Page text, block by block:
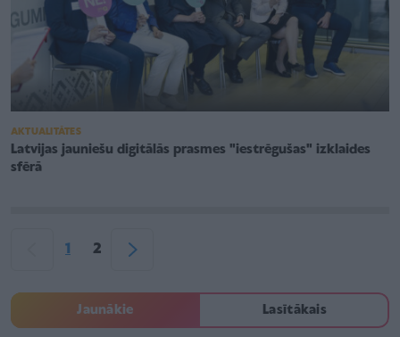
AKTUALITĀTES
Latvijas jauniešu digitālās prasmes "iestrēgušas" izklaides
sfērā
1 2
Jaunākie Lasītākais